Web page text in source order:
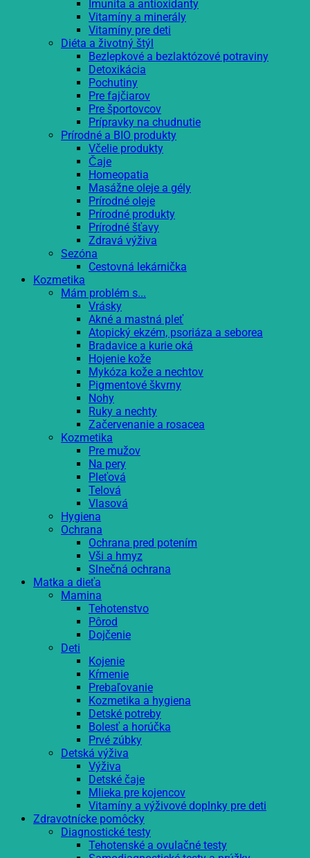
Imunita a antioxidanty
Vitamíny a minerály
Vitamíny pre deti
Diéta a životný štýl
Bezlepkové a bezlaktózové potraviny
Detoxikácia
Pochutiny
Pre fajčiarov
Pre športovcov
Prípravky na chudnutie
Prírodné a BIO produkty
Včelie produkty
Čaje
Homeopatia
Masážne oleje a gély
Prírodné oleje
Prírodné produkty
Prírodné šťavy
Zdravá výživa
Sezóna
Cestovná lekárnička
Kozmetika
Mám problém s...
Vrásky
Akné a mastná pleť
Atopický ekzém, psoriáza a seborea
Bradavice a kurie oká
Hojenie kože
Mykóza kože a nechtov
Pigmentové škvrny
Nohy
Ruky a nechty
Začervenanie a rosacea
Kozmetika
Pre mužov
Na pery
Pleťová
Telová
Vlasová
Hygiena
Ochrana
Ochrana pred potením
Vši a hmyz
Slnečná ochrana
Matka a dieťa
Mamina
Tehotenstvo
Pôrod
Dojčenie
Deti
Kojenie
Kŕmenie
Prebaľovanie
Kozmetika a hygiena
Detské potreby
Bolesť a horúčka
Prvé zúbky
Detská výživa
Výživa
Detské čaje
Mlieka pre kojencov
Vitamíny a výživové doplnky pre deti
Zdravotnícke pomôcky
Diagnostické testy
Tehotenské a ovulačné testy